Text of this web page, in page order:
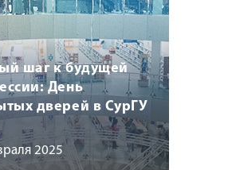
шаг к будущей
День
дверей в СурГУ
2025